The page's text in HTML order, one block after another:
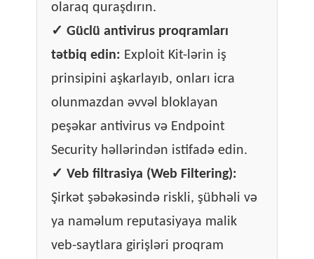
olaraq quraşdırın.
✓ Güclü antivirus proqramları
tətbiq edin: Exploit Kit-lərin iş
prinsipini aşkarlayıb, onları icra
olunmazdan əvvəl bloklayan
peşəkar antivirus və Endpoint
Security həllərindən istifadə edin.
✓ Veb filtrasiya (Web Filtering):
Şirkət şəbəkəsində riskli, şübhəli və
ya naməlum reputasiyaya malik
veb-saytlara girişləri proqram